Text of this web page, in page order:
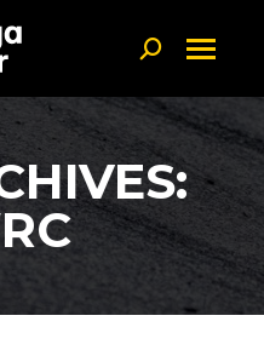
Linkedin page opens in new window
Search: